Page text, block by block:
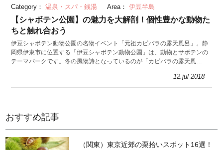
Category： 温泉・スパ・銭湯 Area： 伊豆半島
【シャボテン公園】の魅力を大解剖！個性豊かな動物た
ちと触れ合おう
伊豆シャボテン動物公園の名物イベント「元祖カピバラの露天風呂」。静
岡県伊東市に位置する「伊豆シャボテン動物公園」は、動物とサボテンの
テーマパークです。冬の風物詩となっているのが「カピバラの露天風
12.jul 2018
おすすめ記事
（関東）東京近郊の栗拾いスポット16選！